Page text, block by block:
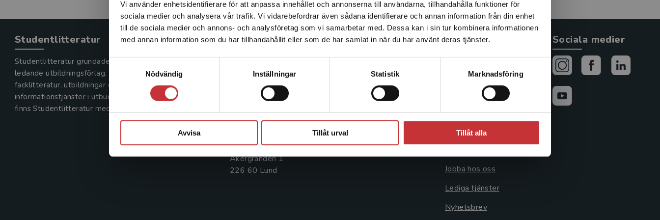
Vi använder enhetsidentifierare för att anpassa innehållet och annonserna till användarna, tillhandahålla funktioner för
sociala medier och analysera vår trafik. Vi vidarebefordrar även sådana identifierare och annan information från din enhet
till de sociala medier och annons- och analysföretag som vi samarbetar med. Dessa kan i sin tur kombinera informationen
med annan information som du har tillhandahållit eller som de har samlat in när du har använt deras tjänster.
Samtyckesval
Nödvändig
Inställningar Statistik Marknadsföring
Avvisa Tillåt urval Tillåt alla
Det verkar som att du besöker studentlitteratur.se via en
enhet utanför Sverige. Vi erbjuder inte leveranser utanför
Sverige. För att kunna slutföra ett köp måste
leveransadressen vara i Sverige.Läs mer
Studentlitteratur
Studentlitteratur grundades 1963 och är idag Sveriges
ledande utbildningsförlag. Med läromedel, kurslitteratur,
facklitteratur, utbildningar och digitala
informationstjänster i utbudet,
finns Studentlitteratur med längs hela kunskapsresan.
Kontakta oss
Postadress:
Box 141
221 00 Lund
Besöksadress:
Åkergränden 1
Kundservice
Frågor och svar
Köpvillkor
Systemkrav
Allmänna länkar
Avtal och rättigheter
Cookieinställningar
GDPR och
Jobba hos oss
Lediga tjänster
Nyhetsbrev
Sociala medier